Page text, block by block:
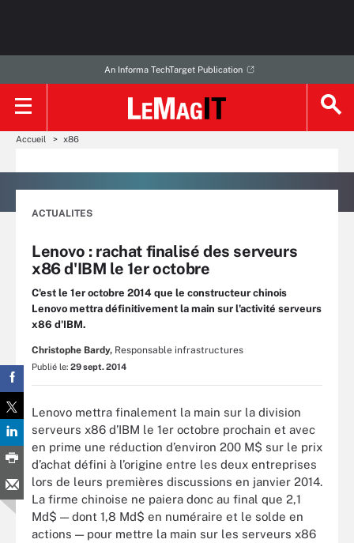
An Informa TechTarget Publication
Accueil x86
ACTUALITES
Lenovo : rachat finalisé des serveurs
x86 d'IBM le 1er octobre
C'est le 1er octobre 2014 que le constructeur chinois
Lenovo mettra définitivement la main sur l'activité serveurs
x86 d'IBM.
Christophe Bardy, Responsable infrastructures
Publié le: 29 sept. 2014
Lenovo mettra finalement la main sur la division
serveurs x86 d’IBM le 1er octobre prochain et avec
en prime une réduction d’environ 200 M$ sur le prix
d’achat défini à l’origine entre les deux entreprises
lors de leurs premières discussions en janvier 2014.
La firme chinoise ne paiera donc au final que 2,1
Md$ — dont 1,8 Md$ en numéraire et le solde en
actions — pour mettre la main sur les serveurs x86